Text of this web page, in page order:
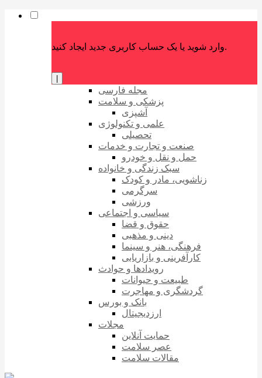
وارد شوید یا یک حساب کاربری جدید ایجاد کنید.
مجله فارسی
پزشکی و سلامت
آشپزی
علمی و تکنولوژی
تحصیلی
صنعت و تجارت و خدمات
حمل و نقل و خودرو
سبک زندگی و خانواده
زناشویی، مادر و کودک
سرگرمی
ورزشی
سیاسی و اجتماعی
حقوق و قضا
دینی و مذهبی
فرهنگی، هنر و سینما
کارآفرینی و بازاریابی
رویدادها و حوادث
طبیعت و حیوانات
گردشگری و مهاجرت
بانک و بورس
ارزدیجیتال
مجلات
حمایت آنلاین
عصر سلامت
مقالات سلامت